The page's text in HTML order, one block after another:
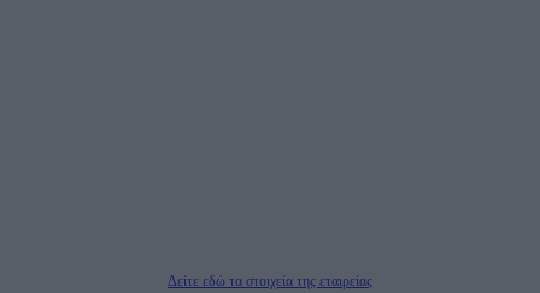
Δείτε εδώ τα στοιχεία της εταιρείας